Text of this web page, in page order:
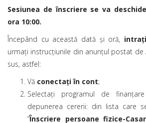
Sesiunea de înscriere se va
ora 10:00.
Începând cu această dată și oră,
urmați instrucțiunile din anunțul postat de
sus, astfel:
Vă conectați în cont;
Selectați programul de
depunerea cererii: din lista care
“Înscriere persoane fizice-